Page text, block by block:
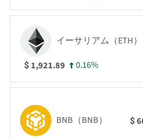
イーサリアム（ETH）
$ 1,921.89 0.16%
BNB（BNB） $